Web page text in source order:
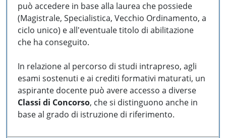
può accedere in base alla laurea che possiede
(Magistrale, Specialistica, Vecchio Ordinamento, a
ciclo unico) e all'eventuale titolo di abilitazione
che ha conseguito.
In relazione al percorso di studi intrapreso, agli
esami sostenuti e ai crediti formativi maturati, un
aspirante docente può avere accesso a diverse
Classi di Concorso, che si distinguono anche in
base al grado di istruzione di riferimento.